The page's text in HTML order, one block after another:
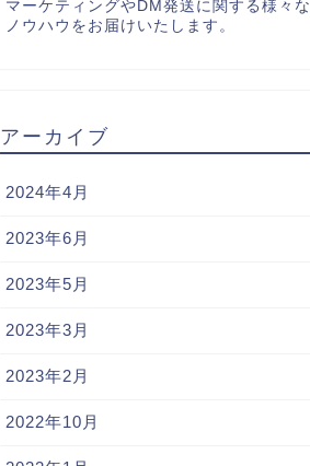
マーケティングやDM発送に関する様々な
ノウハウをお届けいたします。
アーカイブ
2024年4月
2023年6月
2023年5月
2023年3月
2023年2月
2022年10月